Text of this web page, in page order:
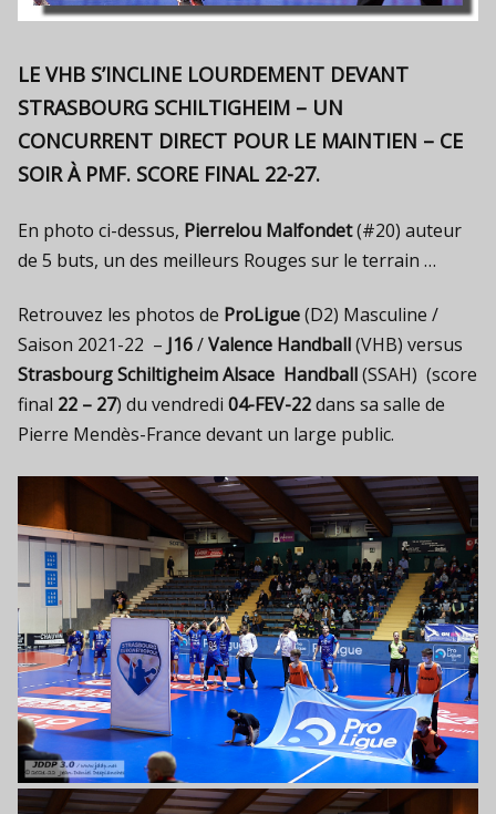
LE VHB S’INCLINE LOURDEMENT DEVANT
STRASBOURG SCHILTIGHEIM – UN
CONCURRENT DIRECT POUR LE MAINTIEN – CE
SOIR À PMF. SCORE FINAL 22-27.
En photo ci-dessus, Pierrelou Malfondet(#20) auteur
de 5 buts, un des meilleurs Rouges sur le terrain …
Retrouvez les photos de ProLigue(D2) Masculine /
Saison 2021-22 – J16/Valence Handball(VHB) versus
Strasbourg Schiltigheim Alsace Handball(SSAH) (score
final 22 – 27) du vendredi 04-FEV-22dans sa salle de
Pierre Mendès-France devant un large public.